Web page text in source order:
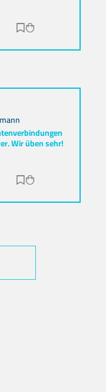
Zur Merkliste
Wir üben sehr!
Zur Merkliste